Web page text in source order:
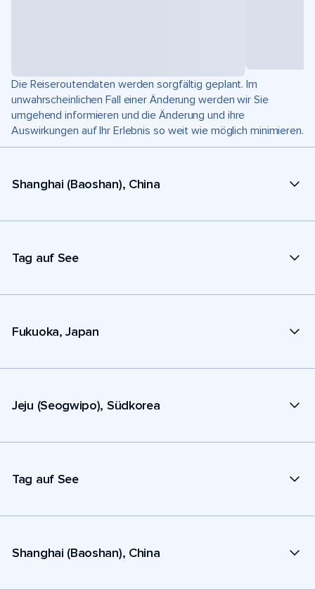
Die Reiseroutendaten werden sorgfältig geplant. Im
unwahrscheinlichen Fall einer Änderung werden wir Sie
umgehend informieren und die Änderung und ihre
Auswirkungen auf Ihr Erlebnis so weit wie möglich minimieren.
Shanghai (Baoshan), China
Tag auf See
Fukuoka, Japan
Jeju (Seogwipo), Südkorea
Tag auf See
Shanghai (Baoshan), China